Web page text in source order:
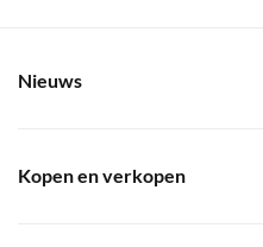
Nieuws
Kopen en verkopen